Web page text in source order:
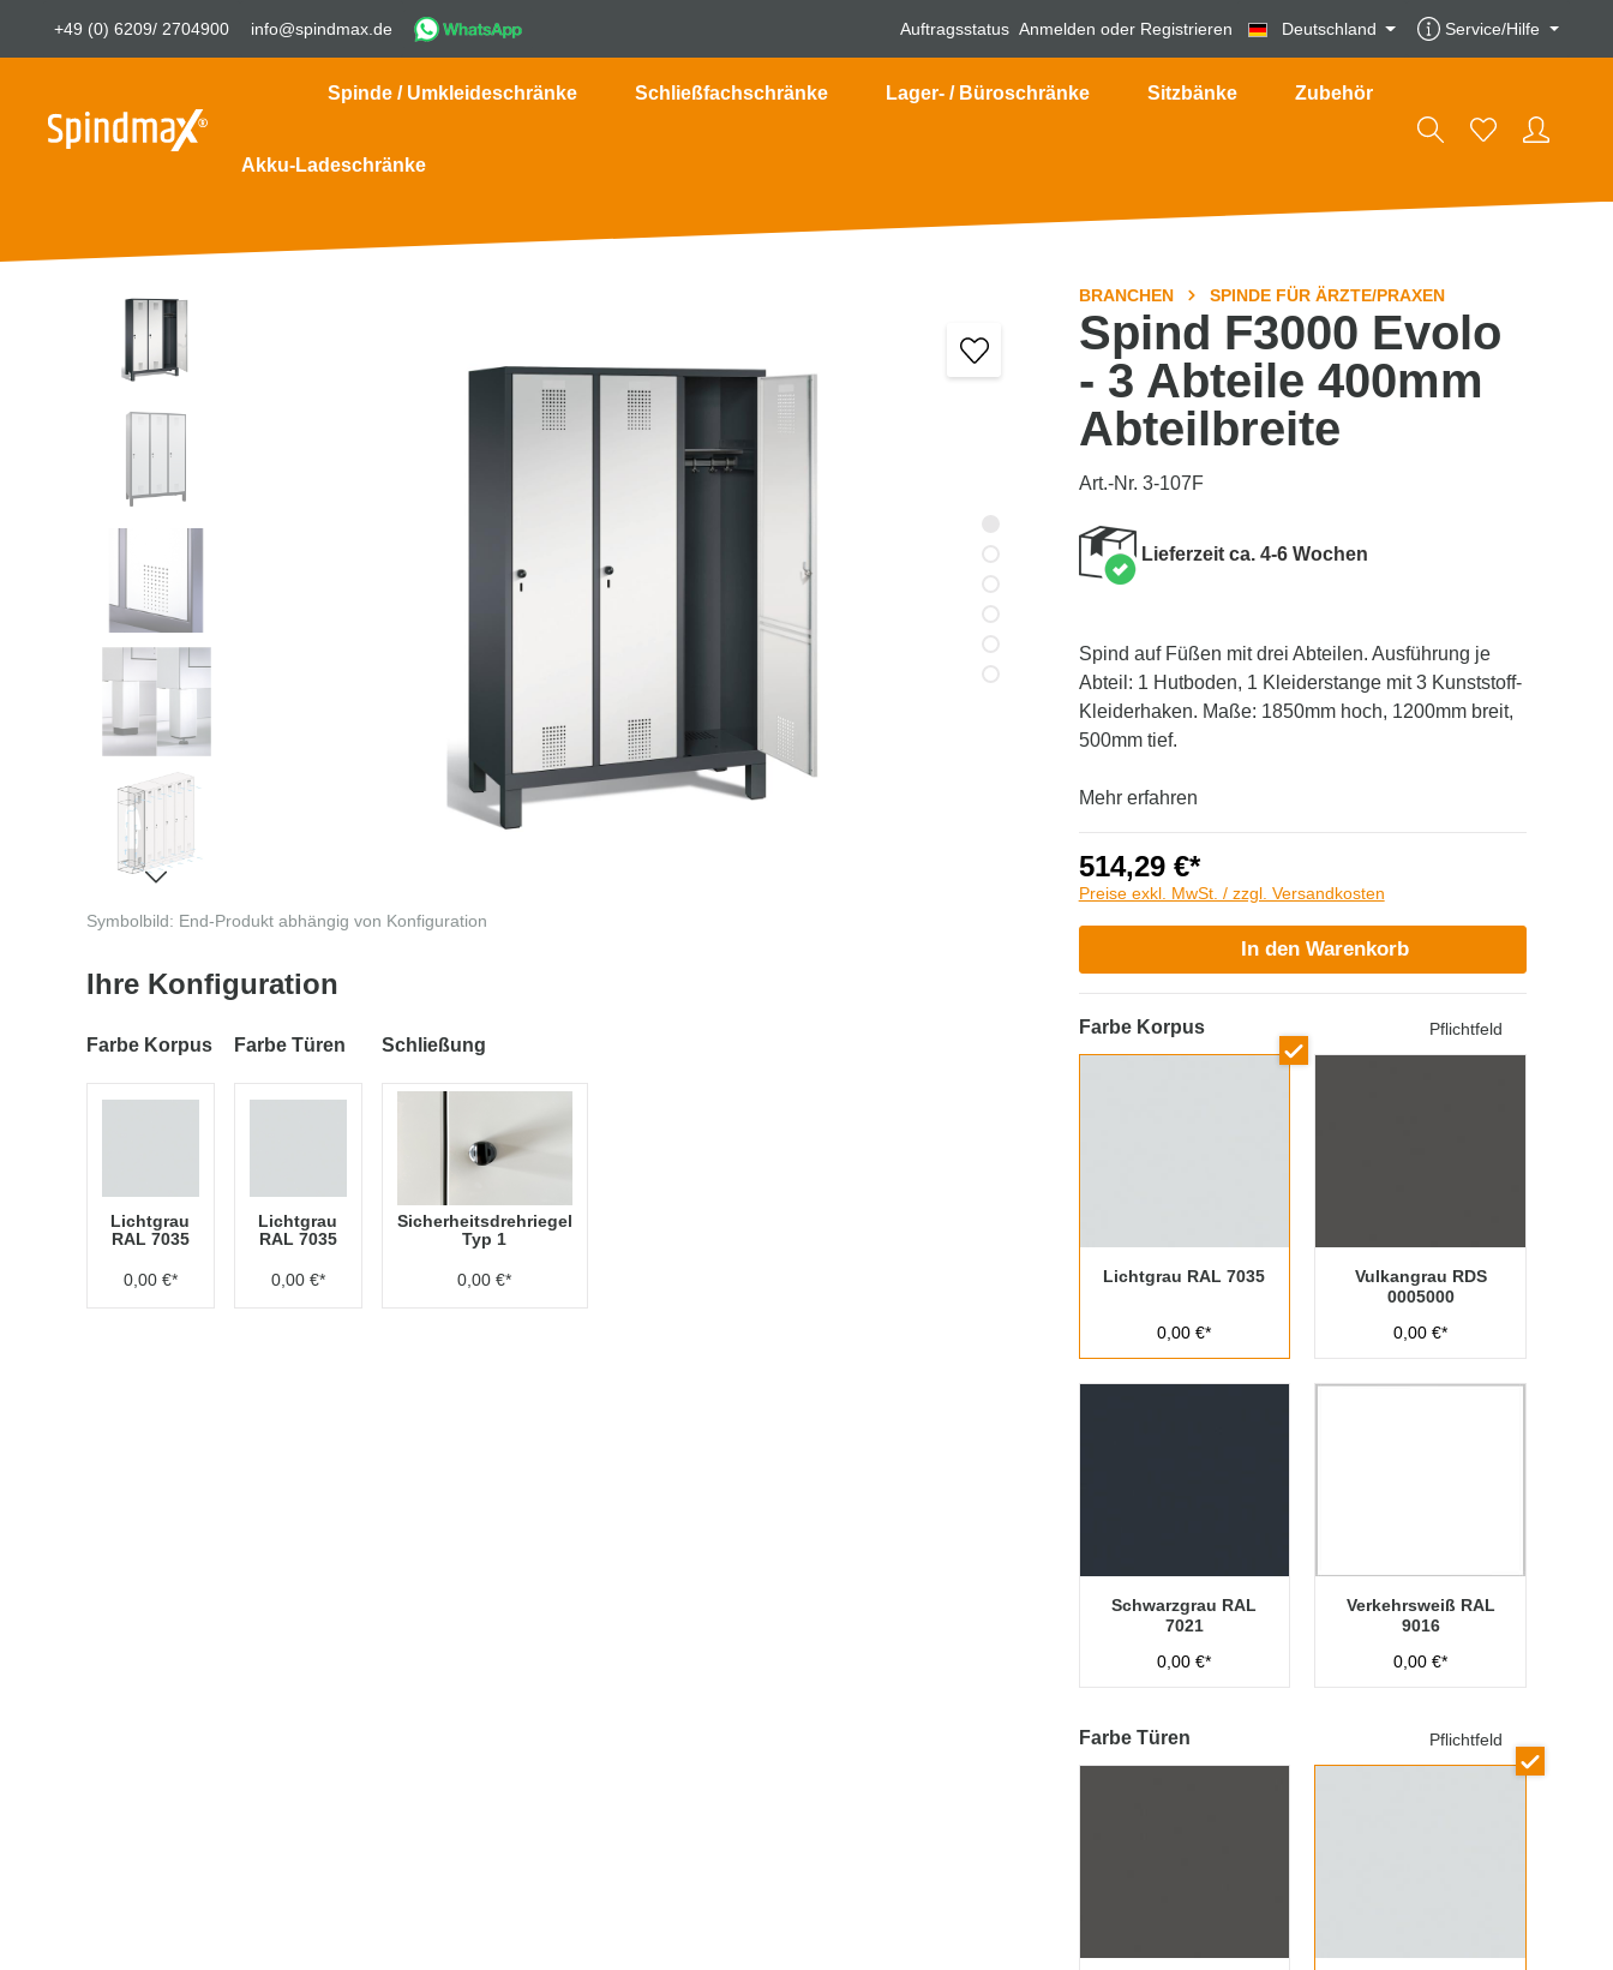
+49 (0) 6209/ 2704900 info@spindmax.de Auftragsstatus Anmelden oder Registrieren Deutschland Service/Hilfe
Spinde / Umkleideschränke Schließfachschränke Lager- / Büroschränke Sitzbänke Zubehör
Akku-Ladeschränke
Symbolbild: End-Produkt abhängig von Konfiguration
Ihre Konfiguration
Farbe Korpus
Lichtgrau
RAL 7035
0,00 €*
Farbe Türen
Lichtgrau
RAL 7035
0,00 €*
Schließung
Sicherheitsdrehriegel
Typ 1
0,00 €*
BRANCHEN SPINDE FÜR ÄRZTE/PRAXEN
Spind F3000 Evolo
- 3 Abteile 400mm
Abteilbreite
Art.-Nr. 3-107F
Lieferzeit ca. 4-6 Wochen
Spind auf Füßen mit drei Abteilen. Ausführung je
Abteil: 1 Hutboden, 1 Kleiderstange mit 3 Kunststoff-
Kleiderhaken. Maße: 1850mm hoch, 1200mm breit,
500mm tief.
Mehr erfahren
514,29 €*
Preise exkl. MwSt. / zzgl. Versandkosten
In den Warenkorb
Farbe Korpus Pflichtfeld
Lichtgrau RAL 7035
0,00 €*
Vulkangrau RDS
0005000
0,00 €*
Schwarzgrau RAL
7021
0,00 €*
Verkehrsweiß RAL
9016
0,00 €*
Farbe Türen Pflichtfeld